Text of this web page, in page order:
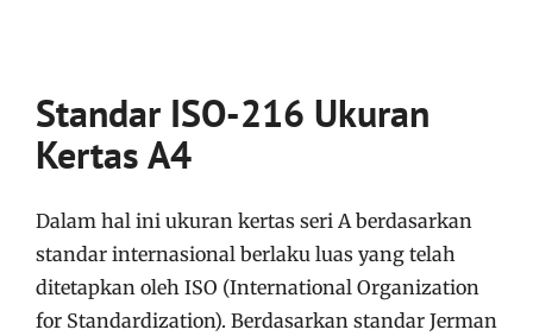
Standar ISO-216 Ukuran
Kertas A4
Dalam hal ini ukuran kertas seri A berdasarkan
standar internasional berlaku luas yang telah
ditetapkan oleh ISO (International Organization
for Standardization). Berdasarkan standar Jerman